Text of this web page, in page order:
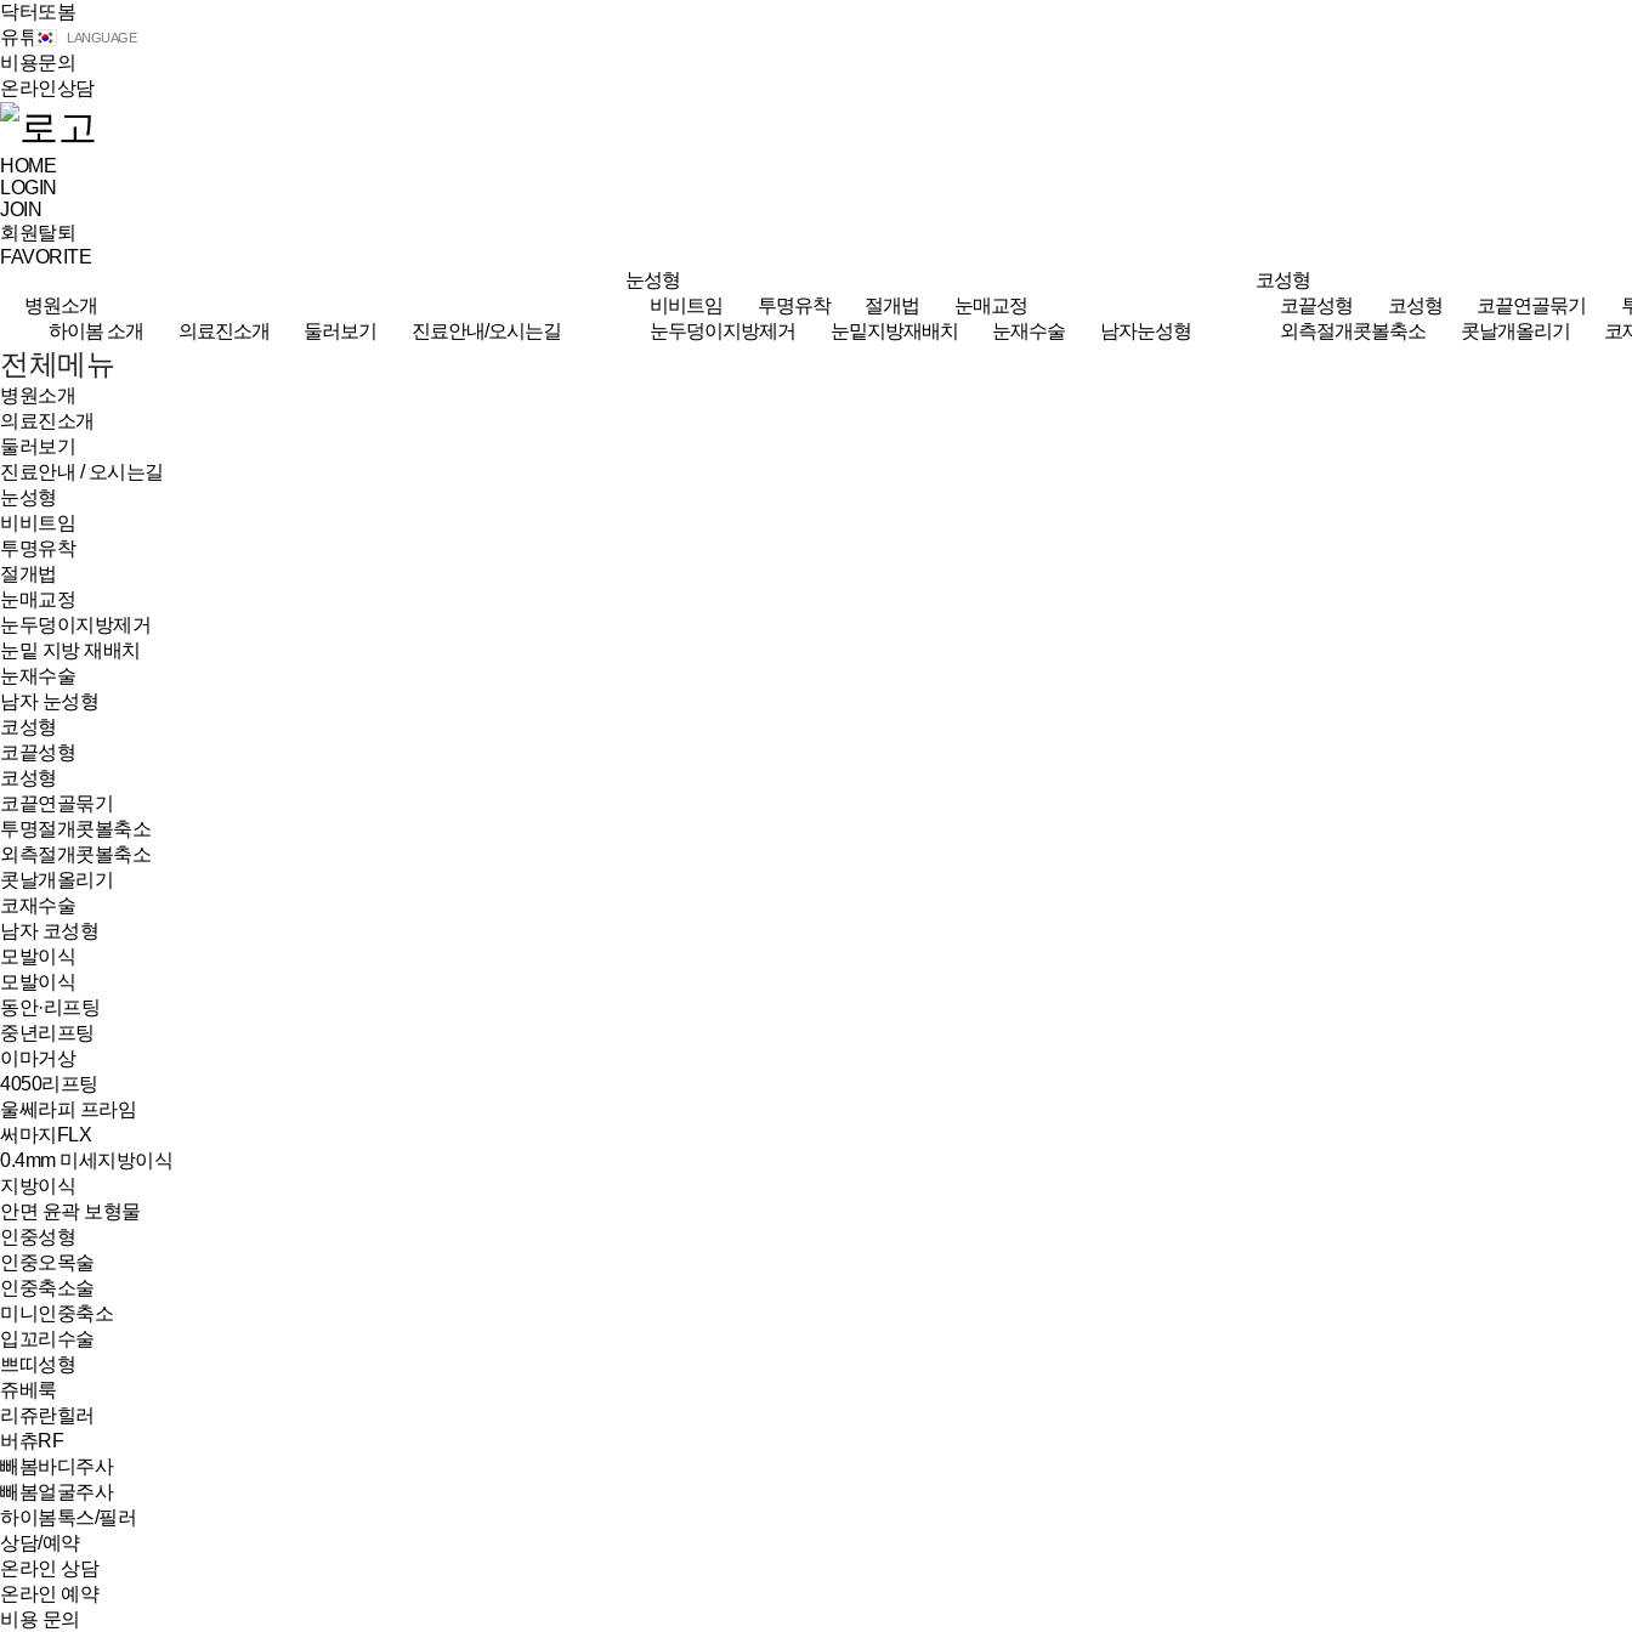
닥터또봄
유튜브
비용문의
온라인상담
LANGUAGE
HOME
LOGIN
JOIN
회원탈퇴
FAVORITE
병원소개
하이봄 소개
의료진소개 둘러보기 진료안내/오시는길
눈성형
비비트임
투명유착 절개법
눈매교정
눈두덩이지방제거
눈밑지방재배치 눈재수술 남자눈성형
코성형
코끝성형
코성형 코끝연골묶기
외측절개콧볼축소
콧날개올리기 코
전체메뉴
병원소개
의료진소개
둘러보기
진료안내 / 오시는길
눈성형
비비트임
투명유착
절개법
눈매교정
눈두덩이지방제거
눈밑 지방 재배치
눈재수술
남자 눈성형
코성형
코끝성형
코성형
코끝연골묶기
투명절개콧볼축소
외측절개콧볼축소
콧날개올리기
코재수술
남자 코성형
모발이식
모발이식
동안·리프팅
중년리프팅
이마거상
4050리프팅
울쎄라피 프라임
써마지FLX
0.4mm 미세지방이식
지방이식
안면 윤곽 보형물
인중성형
인중오목술
인중축소술
미니인중축소
입꼬리수술
쁘띠성형
쥬베룩
리쥬란힐러
버츄RF
빼봄바디주사
빼봄얼굴주사
하이봄톡스/필러
상담/예약
온라인 상담
온라인 예약
비용 문의